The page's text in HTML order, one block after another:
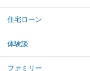
住宅ローン
体験談
ファミリー